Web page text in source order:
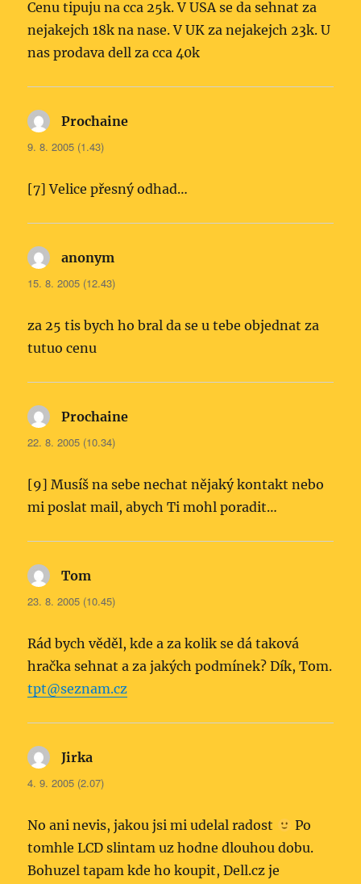
Cenu tipuju na cca 25k. V USA se da sehnat za
nejakejch 18k na nase. V UK za nejakejch 23k. U
nas prodava dell za cca 40k
Prochaine
9. 8. 2005 (1.43)
[7] Velice přesný odhad…
anonym
15. 8. 2005 (12.43)
za 25 tis bych ho bral da se u tebe objednat za
tutuo cenu
Prochaine
22. 8. 2005 (10.34)
[9] Musíš na sebe nechat nějaký kontakt nebo
mi poslat mail, abych Ti mohl poradit…
Tom
23. 8. 2005 (10.45)
Rád bych věděl, kde a za kolik se dá taková
hračka sehnat a za jakých podmínek? Dík, Tom.
tpt@seznam.cz
Jirka
4. 9. 2005 (2.07)
No ani nevis, jakou jsi mi udelal radost
Po
tomhle LCD slintam uz hodne dlouhou dobu.
Bohuzel tapam kde ho koupit, Dell.cz je